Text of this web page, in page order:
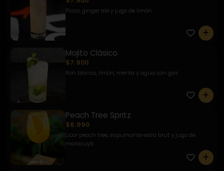
Pisco, ginger ale y jugo de limón
0
Mojito Clásico
$7.900
Ron blanco, limón, menta y agua con gas
0
Peach Tree Spritz
$6.990
Licor peach tree, espumante extra brut y jugo de
maracuyá
0